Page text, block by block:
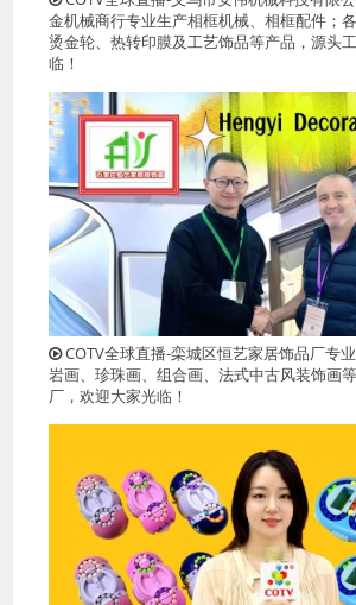
金机械商行专业生产相框机械、相框配件；各
烫金轮、热转印膜及工艺饰品等产品，源头
临！
COTV全球直播-栾城区恒艺家居饰品厂专
岩画、珍珠画、组合画、法式中古风装饰画
厂，欢迎大家光临！